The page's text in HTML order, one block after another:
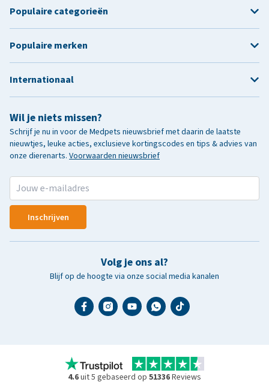
Wil je niets missen?
Schrijf je nu in voor de Medpets nieuwsbrief met daarin de laatste
nieuwtjes, leuke acties, exclusieve kortingscodes en tips & advies van
onze dierenarts. Voorwaarden nieuwsbrief
Inschrijven
Volg je ons al?
Blijf op de hoogte via onze social media kanalen
Populaire categorieën
Populaire merken
Internationaal
4.6uit 5 gebaseerd op 51336Reviews